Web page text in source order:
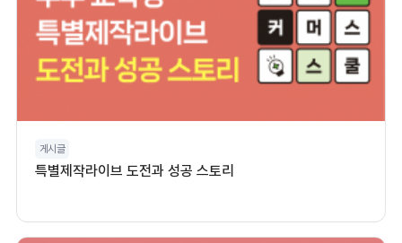
게시글
특별제작라이브 도전과 성공 스토리